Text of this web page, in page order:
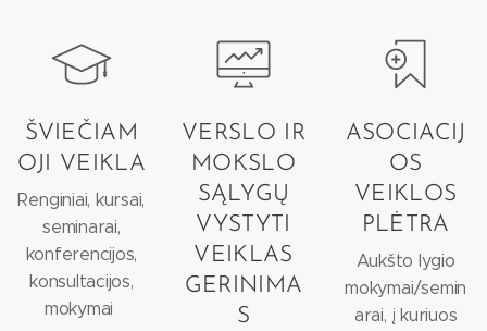
ŠVIEČIAM
OJI VEIKLA
Renginiai, kursai,
seminarai,
konferencijos,
konsultacijos,
mokymai
VERSLO IR
MOKSLO
SĄLYGŲ
VYSTYTI
VEIKLAS
GERINIMA
S
ASOCIACIJ
OS
VEIKLOS
PLĖTRA
Aukšto lygio
mokymai/semin
arai, į kuriuos